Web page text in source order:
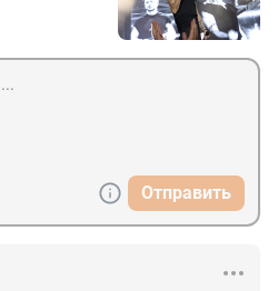
Отправить